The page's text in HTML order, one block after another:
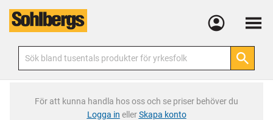
Meny
För att kunna handla hos oss och se priser behöver du
Logga in ellerSkapa konto